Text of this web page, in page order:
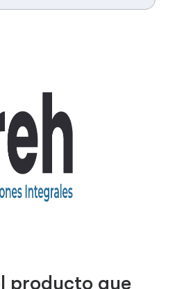
producto que